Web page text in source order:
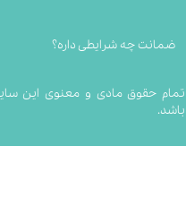
ضمانت چه شرایطی داره؟
تمام حقوق مادی و معنوی این
باشد.